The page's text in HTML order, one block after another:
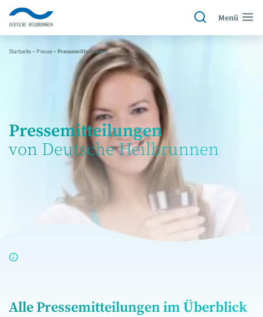
Menü
Startseite~ Presse~Pressemitteilungen
Pressemitteilungen
von Deutsche Heilbrunnen
Alle Pressemitteilungen im Überblick